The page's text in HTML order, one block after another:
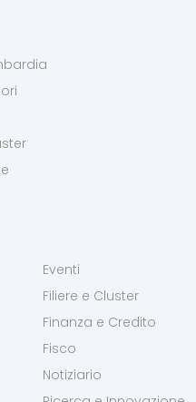
Eventi
Filiere e Cluster
Finanza e Credito
Fisco
Notiziario